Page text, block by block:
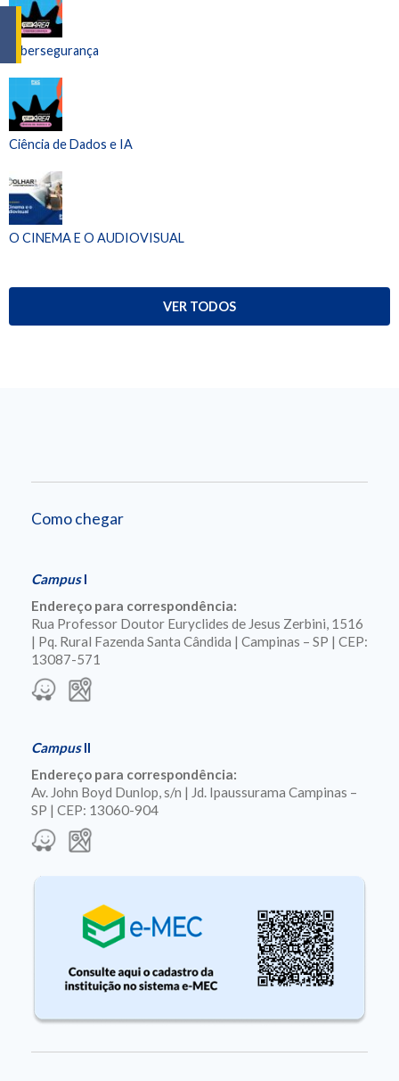
Cibersegurança
Ciência de Dados e IA
O CINEMA E O AUDIOVISUAL
VER TODOS
Como chegar
CampusI
Endereço para correspondência:
Rua Professor Doutor Euryclides de Jesus Zerbini, 1516
| Pq. Rural Fazenda Santa Cândida | Campinas – SP | CEP:
13087-571
CampusII
Endereço para correspondência:
Av. John Boyd Dunlop, s/n | Jd. Ipaussurama Campinas –
SP | CEP: 13060-904